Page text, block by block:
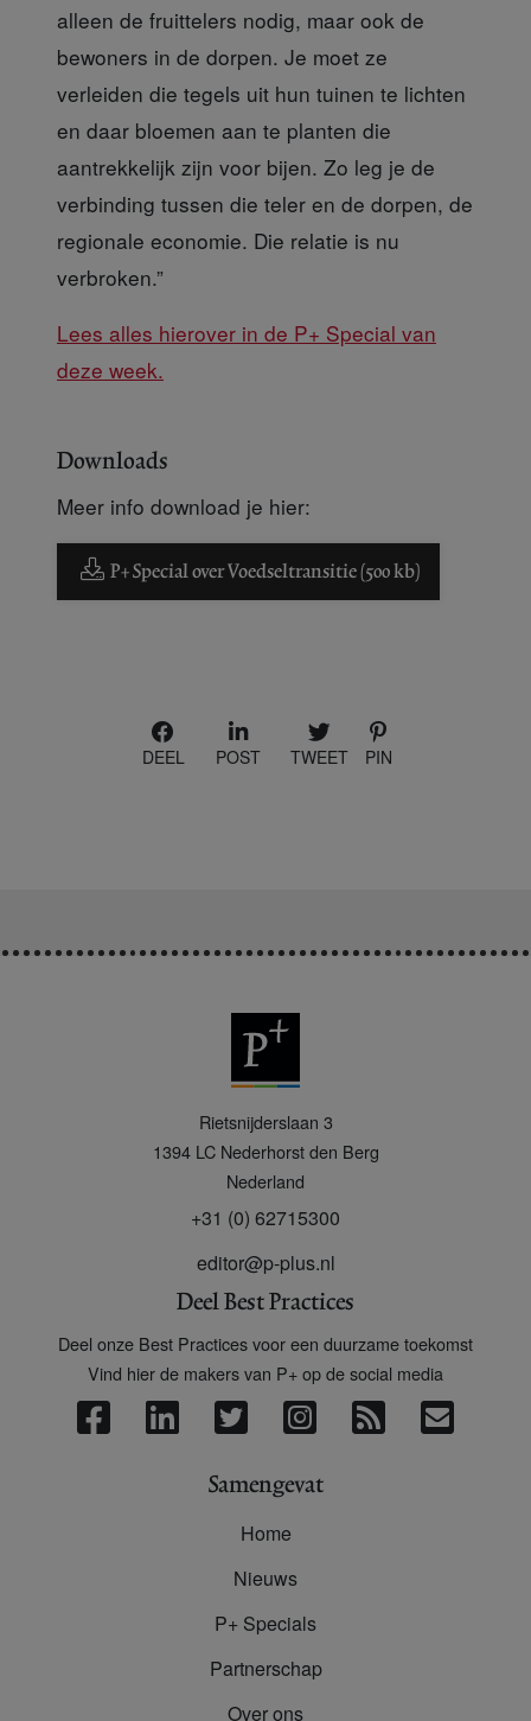
alleen de fruittelers nodig, maar ook de
bewoners in de dorpen. Je moet ze
verleiden die tegels uit hun tuinen te lichten
en daar bloemen aan te planten die
aantrekkelijk zijn voor bijen. Zo leg je de
verbinding tussen die teler en de dorpen, de
regionale economie. Die relatie is nu
verbroken.”
Lees alles hierover in de P+ Special van
deze week.
Downloads
Meer info download je hier:
P+ Special over Voedseltransitie (500 kb)
DEEL POST TWEET PIN
Rietsnijderslaan 3
1394 LC Nederhorst den Berg
Nederland
+31 (0) 62715300
editor@p-plus.nl
Deel Best Practices
Deel onze Best Practices voor een duurzame toekomst
Vind hier de makers van P+ op de social media
Samengevat
Home
Nieuws
P+ Specials
Partnerschap
Over ons